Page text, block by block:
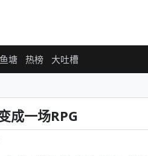
鱼塘 热榜 大吐槽
成一场RPG